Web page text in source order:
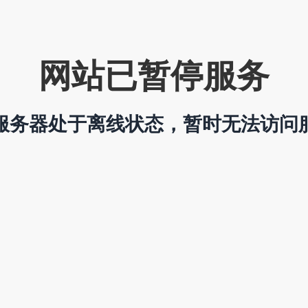
网站已暂停服务
务器处于离线状态，暂时无法访问